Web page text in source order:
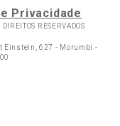
Privacidade
DIREITOS RESERVADOS
Einstein, 627 - Morumbi -